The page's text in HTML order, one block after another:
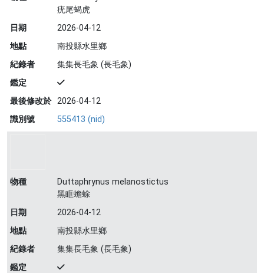
疣尾蝎虎
日期
2026-04-12
地點
南投縣水里鄉
紀錄者
集集長毛象 (長毛象)
鑑定
最後修改於 2026-04-12
識別號
555413 (nid)
物種
Duttaphrynus melanostictus
黑眶蟾蜍
日期
2026-04-12
地點
南投縣水里鄉
紀錄者
集集長毛象 (長毛象)
鑑定